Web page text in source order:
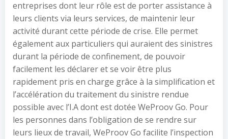
entreprises dont leur rôle est de porter assistance à
leurs clients via leurs services, de maintenir leur
activité durant cette période de crise. Elle permet
également aux particuliers qui auraient des sinistres
durant la période de confinement, de pouvoir
facilement les déclarer et se voir être plus
rapidement pris en charge grâce à la simplification et
l’accélération du traitement du sinistre rendue
possible avec l’I.A dont est dotée WeProov Go. Pour
les personnes dans l’obligation de se rendre sur
leurs lieux de travail, WeProov Go facilite l’inspection